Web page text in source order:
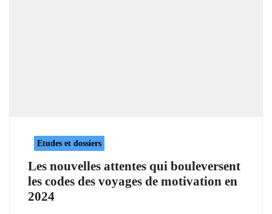
Etudes et dossiers
Les nouvelles attentes qui bouleversent
les codes des voyages de motivation en
2024